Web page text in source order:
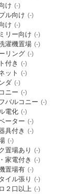
け (-)
ル向け (-)
け (-)
リー向け (-)
濯機置場 (-)
リング (-)
付き (-)
ット (-)
ダ (-)
ニー (-)
バルコニー (-)
電化 (-)
ーター (-)
具付き (-)
(-)
置場あり (-)
家電付き (-)
置場有 (-)
イル張り (-)
２口以上 (-)